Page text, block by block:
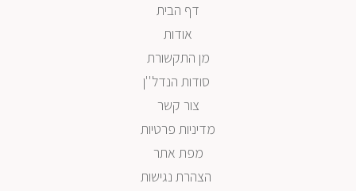
דף הבית
אודות
מן התקשורת
סודות הנדל''ן
צור קשר
מדיניות פרטיות
מפת אתר
הצהרת נגישות